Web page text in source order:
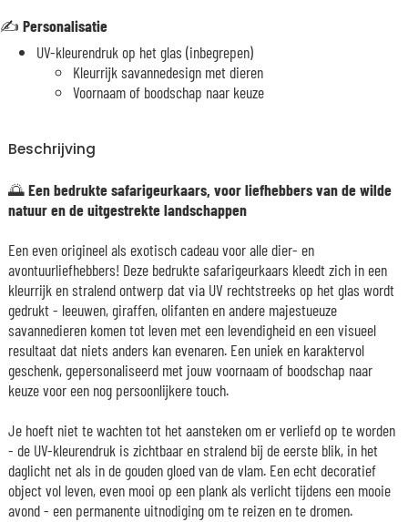
✍️ Personalisatie
UV-kleurendruk op het glas (inbegrepen)
Kleurrijk savannedesign met dieren
Voornaam of boodschap naar keuze
Beschrijving
🌅Een bedrukte safarigeurkaars, voor liefhebbers van de wilde
natuur en de uitgestrekte landschappen
Een even origineel als exotisch cadeau voor alle dier- en
avontuurliefhebbers! Deze bedrukte safarigeurkaars kleedt zich in een
kleurrijk en stralend ontwerp dat via UV rechtstreeks op het glas wordt
gedrukt - leeuwen, giraffen, olifanten en andere majestueuze
savannedieren komen tot leven met een levendigheid en een visueel
resultaat dat niets anders kan evenaren. Een uniek en karaktervol
geschenk, gepersonaliseerd met jouw voornaam of boodschap naar
keuze voor een nog persoonlijkere touch.
Je hoeft niet te wachten tot het aansteken om er verliefd op te worden
- de UV-kleurendruk is zichtbaar en stralend bij de eerste blik, in het
daglicht net als in de gouden gloed van de vlam. Een echt decoratief
object vol leven, even mooi op een plank als verlicht tijdens een mooie
avond - een permanente uitnodiging om te reizen en te dromen.